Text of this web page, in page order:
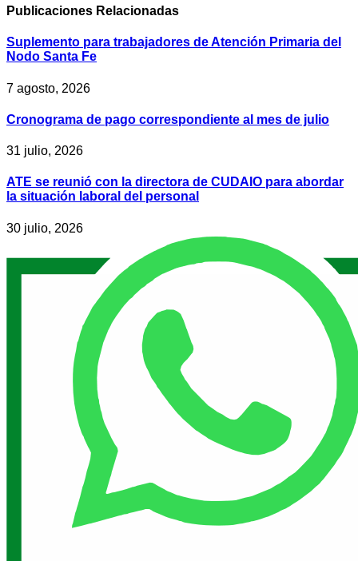
Publicaciones Relacionadas
Suplemento para trabajadores de Atención Primaria del
Nodo Santa Fe
7 agosto, 2026
Cronograma de pago correspondiente al mes de julio
31 julio, 2026
ATE se reunió con la directora de CUDAIO para abordar
la situación laboral del personal
30 julio, 2026